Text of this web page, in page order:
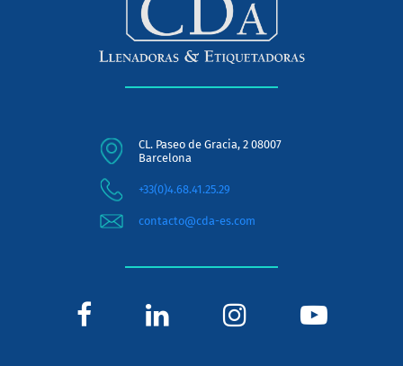
CL. Paseo de Gracia, 2 08007
Barcelona
+33(0)4.68.41.25.29
contacto@cda-es.com